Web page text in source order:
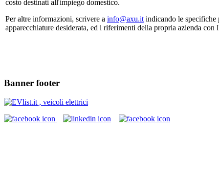
costo destinati all'impiego domestico.
Per altre informazioni, scrivere a info@axu.it indicando le
apparecchiature desiderata, ed i riferimenti della propria azienda
Banner footer